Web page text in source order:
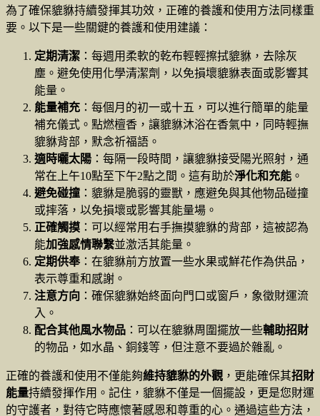
為了確保貔貅持續發揮其功效，正確的養護和使用方法同樣重
要。以下是一些關鍵的養護和使用建議：
定期清潔 ：每週用柔軟的乾布輕輕擦拭貔貅，去除灰
塵。避免使用化學清潔劑，以免損壞貔貅表面或影響其
能量。
能量補充 ：每個月的初一或十五，可以進行簡單的能量
補充儀式。點燃檀香，讓貔貅沐浴在香氣中，同時輕撫
貔貅背部，默念祈福語。
適時曬太陽 ：每隔一段時間，讓貔貅接受陽光照射，通
常在上午10點至下午2點之間。這有助於淨化和充能 。
避免碰撞 ：貔貅是脆弱的靈獸，應避免與其他物品碰撞
或摔落，以免損壞或影響其能量場。
正確觸摸 ：可以經常用右手撫摸貔貅的背部，這被認為
能加強感情聯繫並激活其能量。
定期供奉：在貔貅前方放置一些水果或鮮花作為供品，
表示尊重和感謝。
注意方向 ：確保貔貅始終面向門口或窗戶，象徵財運流
入。
配合其他風水物品 ：可以在貔貅周圍擺放一些輔助招財
的物品，如水晶、銅錢等，但注意不要過於雜亂。
正確的養護和使用不僅能夠維持貔貅的外觀 ，更能確保其招財
能量持續發揮作用。記住，貔貅不僅是一個擺設，更是您財運
的守護者，對待它時應懷著感恩和尊重的心。通過這些方法，